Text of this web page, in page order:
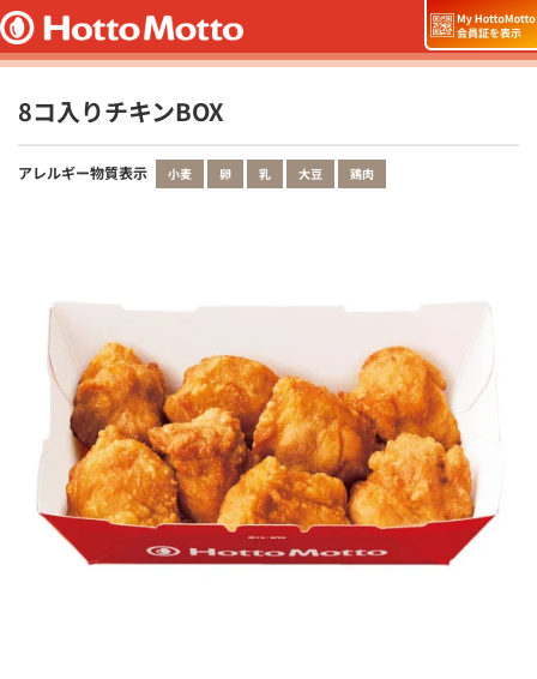
8コ入りチキンBOX
アレルギー物質表示 小麦 卵 乳 大豆 鶏肉